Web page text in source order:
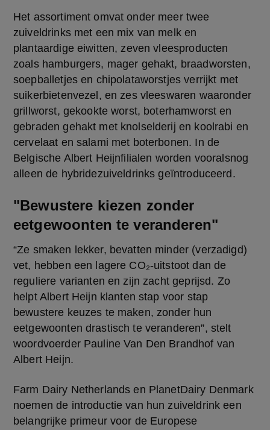
Het assortiment omvat onder meer twee
zuiveldrinks met een mix van melk en
plantaardige eiwitten, zeven vleesproducten
zoals hamburgers, mager gehakt, braadworsten,
soepballetjes en chipolataworstjes verrijkt met
suikerbietenvezel, en zes vleeswaren waaronder
grillworst, gekookte worst, boterhamworst en
gebraden gehakt met knolselderij en koolrabi en
cervelaat en salami met boterbonen. In de
Belgische Albert Heijnfilialen worden vooralsnog
alleen de hybridezuiveldrinks geïntroduceerd.
"Bewustere kiezen zonder
eetgewoonten te veranderen"
“Ze smaken lekker, bevatten minder (verzadigd)
vet, hebben een lagere CO₂-uitstoot dan de
reguliere varianten en zijn zacht geprijsd. Zo
helpt Albert Heijn klanten stap voor stap
bewustere keuzes te maken, zonder hun
eetgewoonten drastisch te veranderen”, stelt
woordvoerder Pauline Van Den Brandhof van
Albert Heijn.
Farm Dairy Netherlands en PlanetDairy Denmark
noemen de introductie van hun zuiveldrink een
belangrijke primeur voor de Europese